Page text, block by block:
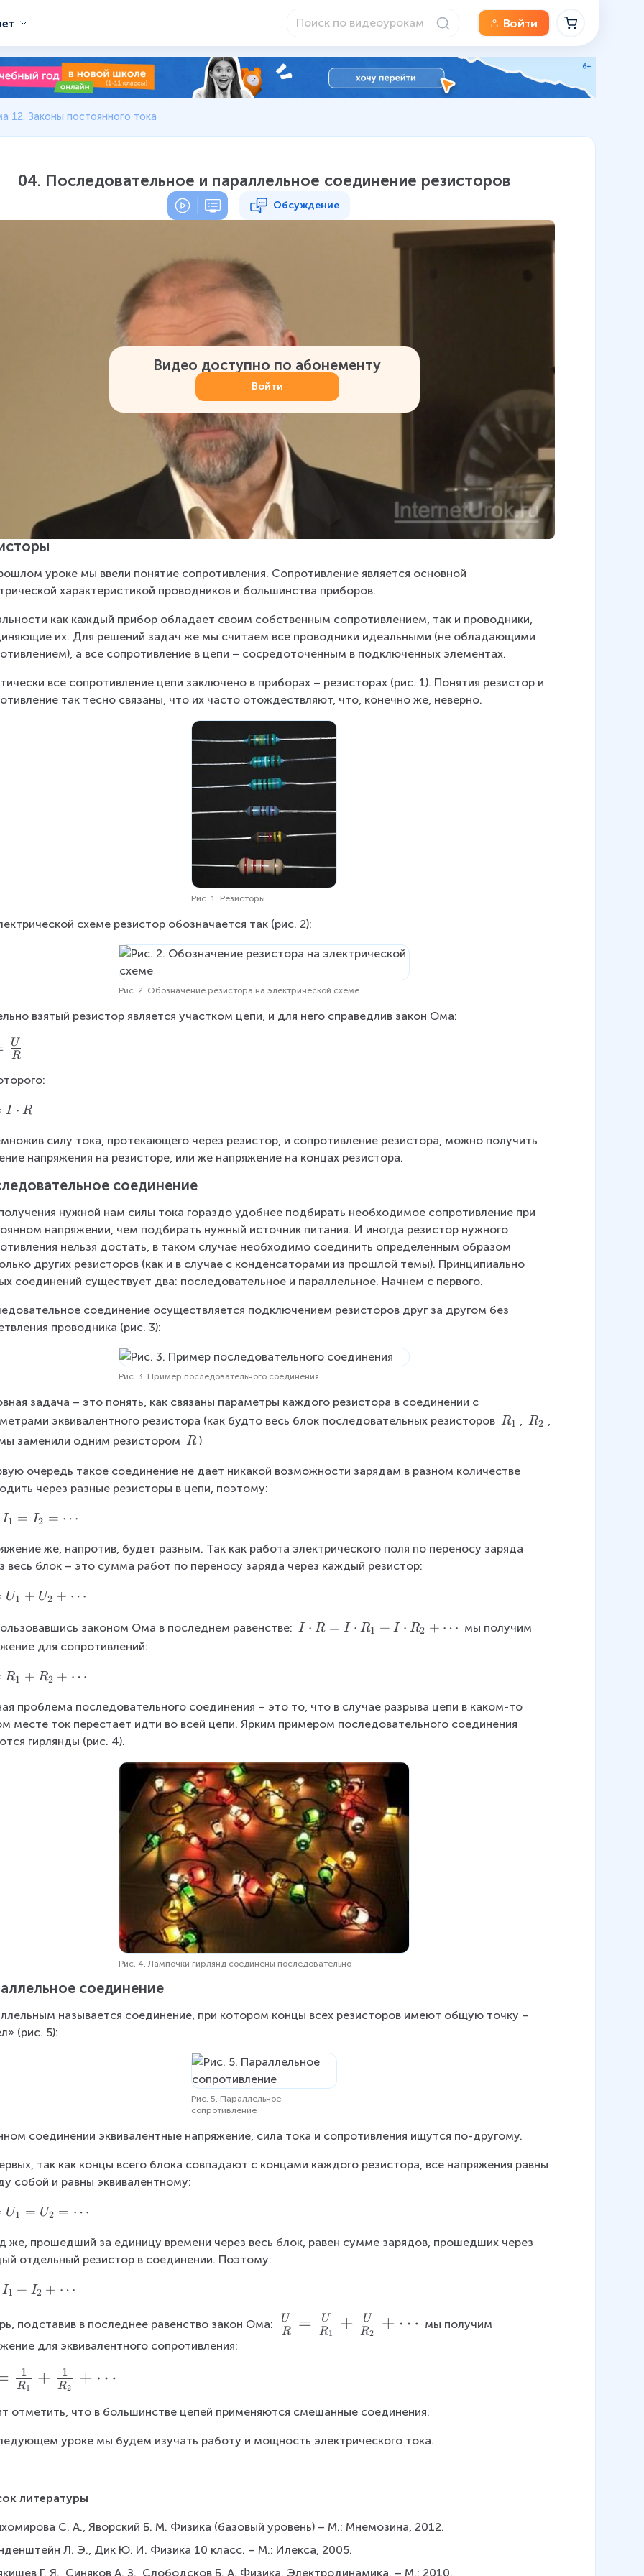
Войти
12. Законы постоянного тока
04. Последовательное и параллельное соединение резисторов
Обсуждение
Видео доступно по абонементу
Войти
уроке мы ввели понятие сопротивления. Сопротивление является основной
характеристикой проводников и большинства приборов.
как каждый прибор обладает своим собственным сопротивлением, так и проводники,
их. Для решений задач же мы считаем все проводники идеальными (не обладающими
а все сопротивление в цепи – сосредоточенным в подключенных элементах.
все сопротивление цепи заключено в приборах – резисторах (рис. 1). Понятия резистор и
так тесно связаны, что их часто отождествляют, что, конечно же, неверно.
Рис. 1. Резисторы
схеме резистор обозначается так (рис. 2):
Рис. 2. Обозначение резистора на электрической схеме
взятый резистор является участком цепи, и для него справедлив закон Ома:
R
U
I ⋅ R
силу тока, протекающего через резистор, и сопротивление резистора, можно получить
напряжения на резисторе, или же напряжение на концах резистора.
соединение
нужной нам силы тока гораздо удобнее подбирать необходимое сопротивление при
напряжении, чем подбирать нужный источник питания. И иногда резистор нужного
нельзя достать, в таком случае необходимо соединить определенным образом
других резисторов (как и в случае с конденсаторами из прошлой темы). Принципиально
соединений существует два: последовательное и параллельное. Начнем с первого.
соединение осуществляется подключением резисторов друг за другом без
проводника (рис. 3):
Рис. 3. Пример последовательного соединения
задача – это понять, как связаны параметры каждого резистора в соединении с
эквивалентного резистора (как будто весь блок последовательных резисторов R
R1
R
R2
заменили одним резистором \
R
R )
очередь такое соединение не дает никакой возможности зарядам в разном количестве
через разные резисторы в цепи, поэтому:
I1 = I2 = ⋯
же, напротив, будет разным. Так как работа электрического поля по переносу заряда
весь блок – это сумма работ по переносу заряда через каждый резистор:
U1 + U2 + ⋯
законом Ома в последнем равенстве: I
t
R
I
\
c
d
o
t
R
_
1
+
c
R
2
\
o
I ⋅ R = I ⋅ R1 + I ⋅ R2 + ⋯ мы получим
для сопротивлений:
R1 + R2 + ⋯
проблема последовательного соединения – это то, что в случае разрыва цепи в каком-то
месте ток перестает идти во всей цепи. Ярким примером последовательного соединения
гирлянды (рис. 4).
Рис. 4. Лампочки гирлянд соединены последовательно
соединение
называется соединение, при котором концы всех резисторов имеют общую точку –
(рис. 5):
Рис. 5. Параллельное
сопротивление
соединении эквивалентные напряжение, сила тока и сопротивления ищутся по-другому.
так как концы всего блока совпадают с концами каждого резистора, все напряжения равны
собой и равны эквивалентному:
U1 = U2 = ⋯
же, прошедший за единицу времени через весь блок, равен сумме зарядов, прошедших через
отдельный резистор в соединении. Поэтому:
I1 + I2 + ⋯
подставив в последнее равенство закон Ома:
\f
}
=
\f
R
U = R1
U + R2
U + ⋯ мы получим
для эквивалентного сопротивления:
R1
1 + R2
1 + ⋯
отметить, что в большинстве цепей применяются смешанные соединения.
уроке мы будем изучать работу и мощность электрического тока.
литературы
С. А., Яворский Б. М. Физика (базовый уровень) – М.: Мнемозина, 2012.
Л. Э., Дик Ю. И. Физика 10 класс. – М.: Илекса, 2005.
Г. Я., Синяков А. З., Слободсков Б. А. Физика. Электродинамика. – М.: 2010.